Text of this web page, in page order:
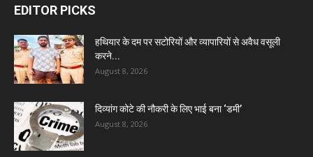
EDITOR PICKS
हथियार के दम पर सटोरियों और व्यापारियों से अवैध वसूली
करने...
August 8, 2026
दिव्यांग कोटे की नौकरी के लिए भाई बना ‘डमी’
August 8, 2026